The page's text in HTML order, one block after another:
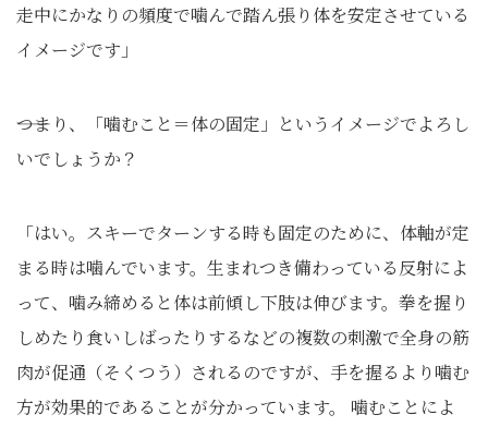
走中にかなりの頻度で噛んで踏ん張り体を安定させている
イメージです」
――つまり、「噛むこと＝体の固定」というイメージでよろし
いでしょうか？
「はい。スキーでターンする時も固定のために、体軸が定
まる時は噛んでいます。生まれつき備わっている反射によ
って、噛み締めると体は前傾し下肢は伸びます。拳を握り
しめたり食いしばったりするなどの複数の刺激で全身の筋
肉が促通（そくつう）されるのですが、手を握るより噛む
方が効果的であることが分かっています。 噛むことによ